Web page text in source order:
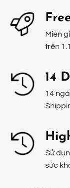
Miễn
trên
14
14
Sử
sức